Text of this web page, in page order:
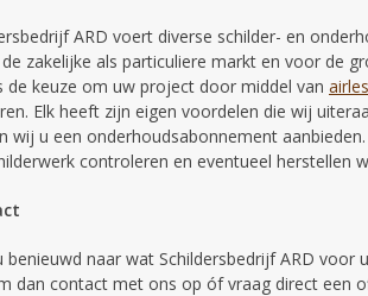
ARD voert diverse schilder- en
zakelijke als particuliere markt en voor de
de keuze om uw project door middel van
Elk heeft zijn eigen voordelen die wij
wij u een onderhoudsabonnement
controleren en eventueel herstellen
benieuwd naar wat Schildersbedrijf ARD voor
dan contact met ons op óf vraag direct een